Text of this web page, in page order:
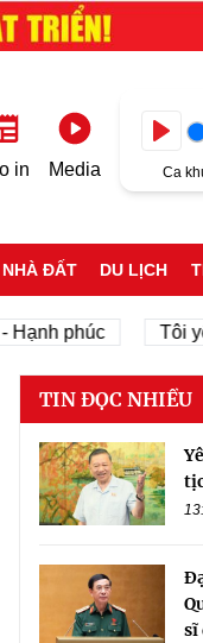
in Media Ca
NHÀ ĐẤT DU LỊCH
phúc Tôi yêu
TIN ĐỌC NHIỀU
sĩ